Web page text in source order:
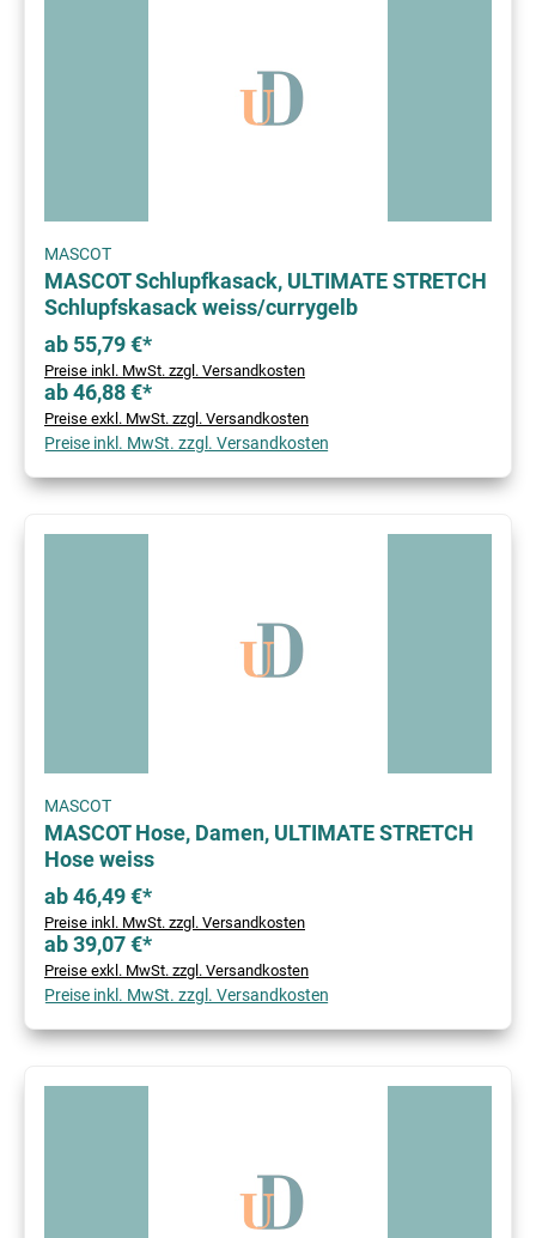
MASCOT
MASCOT Schlupfkasack, ULTIMATE STRETCH
Schlupfskasack weiss/currygelb
ab 55,79 €*
Preise inkl. MwSt. zzgl. Versandkosten
ab 46,88 €*
Preise exkl. MwSt. zzgl. Versandkosten
Preise inkl. MwSt. zzgl. Versandkosten
MASCOT
MASCOT Hose, Damen, ULTIMATE STRETCH
Hose weiss
ab 46,49 €*
Preise inkl. MwSt. zzgl. Versandkosten
ab 39,07 €*
Preise exkl. MwSt. zzgl. Versandkosten
Preise inkl. MwSt. zzgl. Versandkosten